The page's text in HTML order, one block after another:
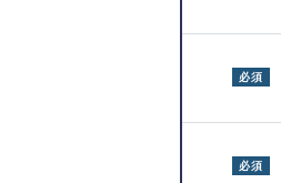
必須
必須